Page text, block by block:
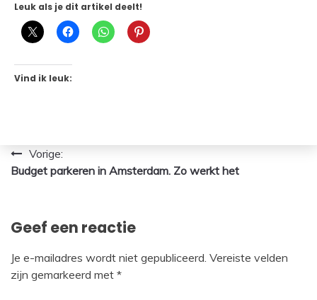
Leuk als je dit artikel deelt!
Vind ik leuk:
Bericht
navigatie
Vorige:
Budget parkeren in Amsterdam. Zo werkt het
Geef een reactie
Je e-mailadres wordt niet gepubliceerd. Vereiste velden
zijn gemarkeerd met *